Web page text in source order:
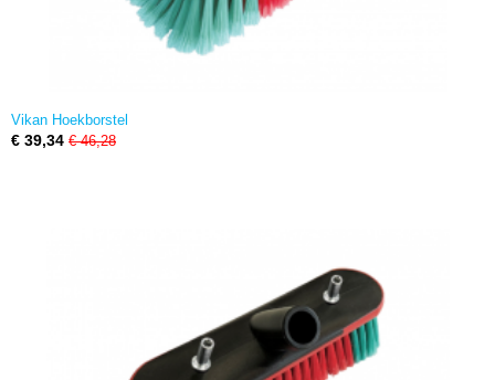
Vikan Hoekborstel
€ 39,34 € 46,28